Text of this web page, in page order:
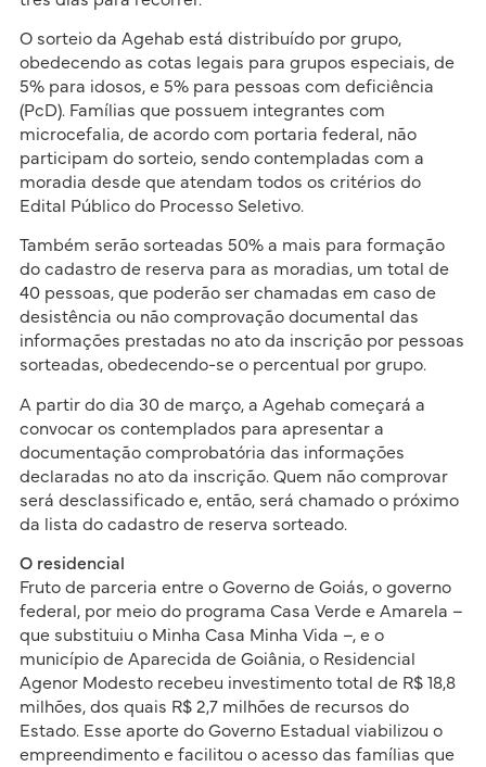
O sorteio da Agehab está distribuído por grupo,
obedecendo as cotas legais para grupos especiais, de
5% para idosos, e 5% para pessoas com deficiência
(PcD). Famílias que possuem integrantes com
microcefalia, de acordo com portaria federal, não
participam do sorteio, sendo contempladas com a
moradia desde que atendam todos os critérios do
Edital Público do Processo Seletivo.
Também serão sorteadas 50% a mais para formação
do cadastro de reserva para as moradias, um total de
40 pessoas, que poderão ser chamadas em caso de
desistência ou não comprovação documental das
informações prestadas no ato da inscrição por pessoas
sorteadas, obedecendo-se o percentual por grupo.
A partir do dia 30 de março, a Agehab começará a
convocar os contemplados para apresentar a
documentação comprobatória das informações
declaradas no ato da inscrição. Quem não comprovar
será desclassificado e, então, será chamado o próximo
da lista do cadastro de reserva sorteado.
O residencial
Fruto de parceria entre o Governo de Goiás, o governo
federal, por meio do programa Casa Verde e Amarela –
que substituiu o Minha Casa Minha Vida –, e o
município de Aparecida de Goiânia, o Residencial
Agenor Modesto recebeu investimento total de R$ 18,8
milhões, dos quais R$ 2,7 milhões de recursos do
Estado. Esse aporte do Governo Estadual viabilizou o
empreendimento e facilitou o acesso das famílias que